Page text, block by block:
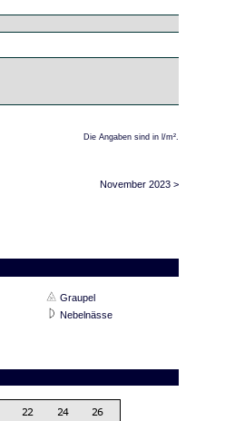
Die Angaben sind in l/m².
November 2023 >
Graupel
Nebelnässe